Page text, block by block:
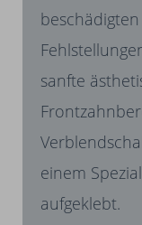
sanfte
einem
aufgeklebt.